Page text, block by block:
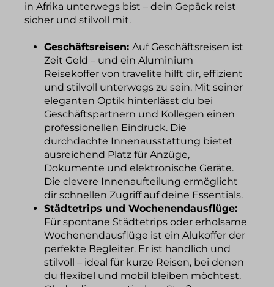
in Afrika unterwegs bist – dein Gepäck reist
sicher und stilvoll mit.
Geschäftsreisen: Auf Geschäftsreisen ist
Zeit Geld – und ein Aluminium
Reisekoffer von travelite hilft dir, effizient
und stilvoll unterwegs zu sein. Mit seiner
eleganten Optik hinterlässt du bei
Geschäftspartnern und Kollegen einen
professionellen Eindruck. Die
durchdachte Innenausstattung bietet
ausreichend Platz für Anzüge,
Dokumente und elektronische Geräte.
Die clevere Innenaufteilung ermöglicht
dir schnellen Zugriff auf deine Essentials.
Städtetrips und Wochenendausflüge:
Für spontane Städtetrips oder erholsame
Wochenendausflüge ist ein Alukoffer der
perfekte Begleiter. Er ist handlich und
stilvoll – ideal für kurze Reisen, bei denen
du flexibel und mobil bleiben möchtest.